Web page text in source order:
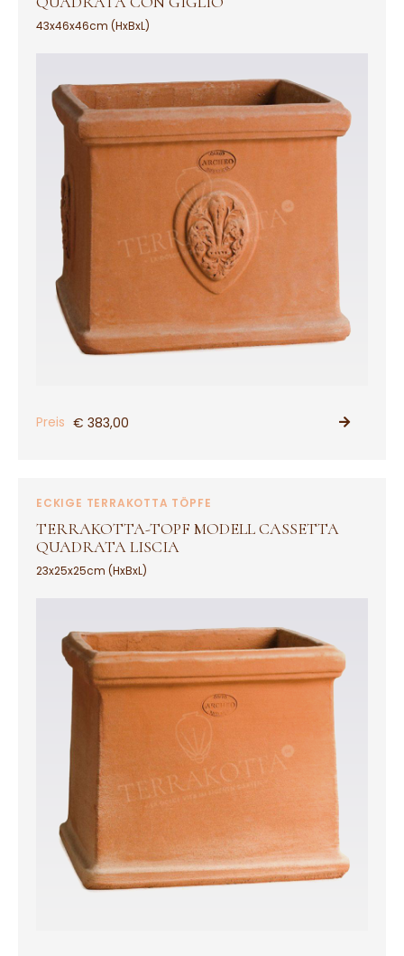
43x46x46cm (HxBxL)
Preis € 383,00
PRODUKT ANSEHEN
ECKIGE TERRAKOTTA TÖPFE
TERRAKOTTA-TOPF MODELL CASSETTA
QUADRATA LISCIA
23x25x25cm (HxBxL)